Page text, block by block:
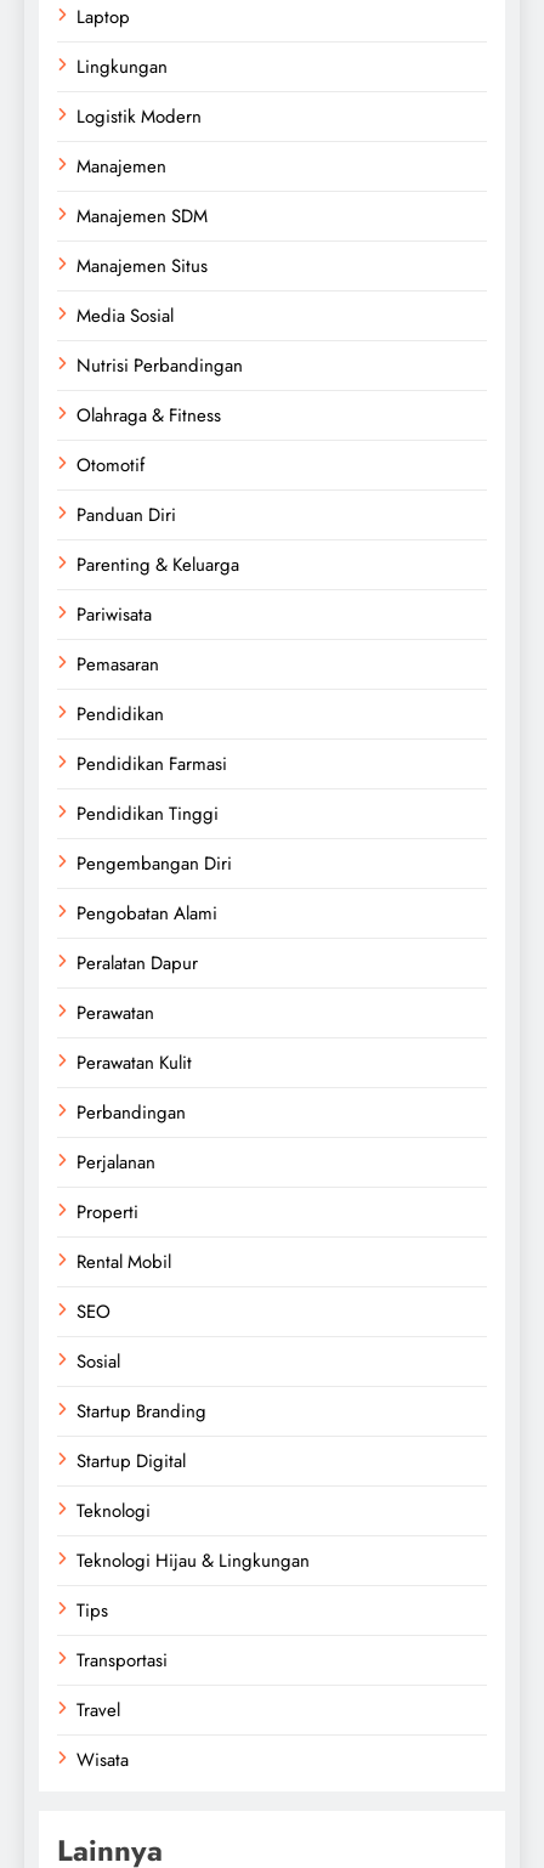
Laptop
Lingkungan
Logistik Modern
Manajemen
Manajemen SDM
Manajemen Situs
Media Sosial
Nutrisi Perbandingan
Olahraga & Fitness
Otomotif
Panduan Diri
Parenting & Keluarga
Pariwisata
Pemasaran
Pendidikan
Pendidikan Farmasi
Pendidikan Tinggi
Pengembangan Diri
Pengobatan Alami
Peralatan Dapur
Perawatan
Perawatan Kulit
Perbandingan
Perjalanan
Properti
Rental Mobil
SEO
Sosial
Startup Branding
Startup Digital
Teknologi
Teknologi Hijau & Lingkungan
Tips
Transportasi
Travel
Wisata
Lainnya